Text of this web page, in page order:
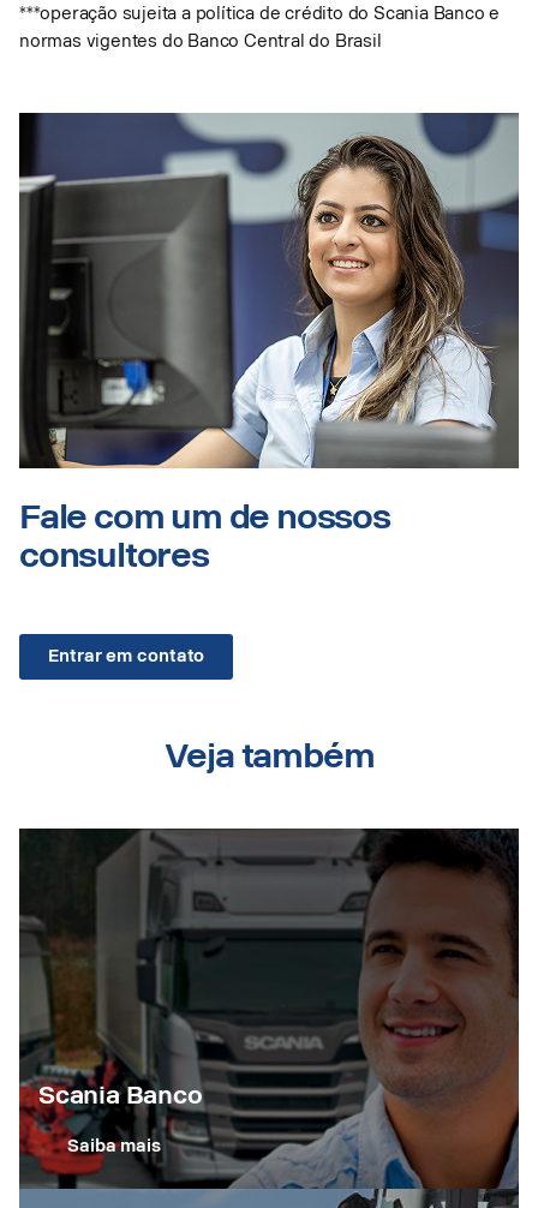
***operação sujeita a política de crédito do Scania Banco e
normas vigentes do Banco Central do Brasil
Fale com um de nossos
consultores
Entrar em contato
Veja também
Scania Banco
Saiba mais